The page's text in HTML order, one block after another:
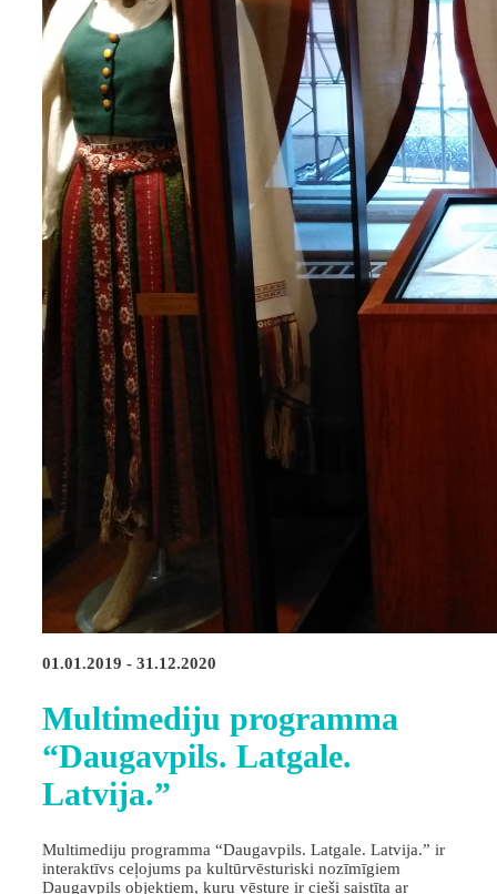
01.01.2019 - 31.12.2020
Multimediju programma
“Daugavpils. Latgale.
Latvija.”
Multimediju programma “Daugavpils. Latgale. Latvija.” ir
interaktīvs ceļojums pa kultūrvēsturiski nozīmīgiem
Daugavpils objektiem, kuru vēsture ir cieši saistīta ar